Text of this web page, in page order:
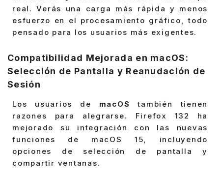
real. Verás una carga más rápida y menos
esfuerzo en el procesamiento gráfico, todo
pensado para los usuarios más exigentes.
Compatibilidad Mejorada en macOS:
Selección de Pantalla y Reanudación de
Sesión
Los usuarios de macOS también tienen
razones para alegrarse. Firefox 132 ha
mejorado su integración con las nuevas
funciones de macOS 15, incluyendo
opciones de selección de pantalla y
compartir ventanas.